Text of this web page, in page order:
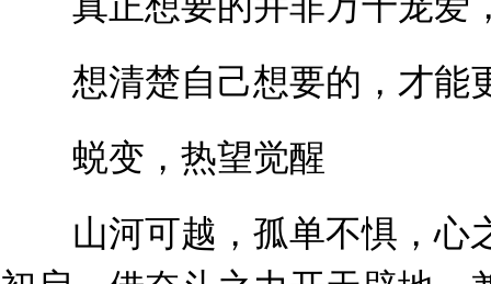
想清楚自己想要的，才能
蜕变，热望觉醒
山河可越，孤单不惧，心